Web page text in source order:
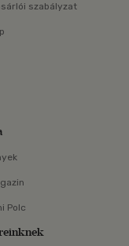
szabályzat
Polc